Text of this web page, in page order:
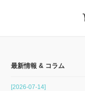
最新情報 & コラム
[2026-07-14]